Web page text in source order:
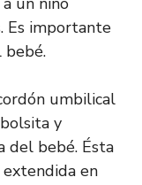
Es importante
bebé.
umbilical
y
del bebé. Ésta
en